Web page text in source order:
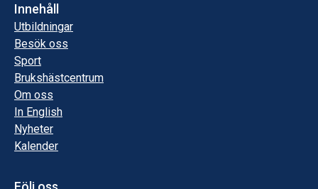
Innehåll
Utbildningar
Besök oss
Sport
Brukshästcentrum
Om oss
In English
Nyheter
Kalender